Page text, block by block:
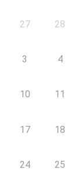
27 28
3 4
10 11
17 18
24 25